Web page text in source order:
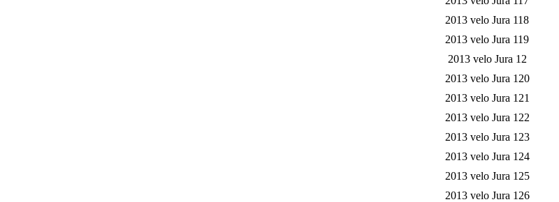
2013 velo Jura 118
2013 velo Jura 119
2013 velo Jura 12
2013 velo Jura 120
2013 velo Jura 121
2013 velo Jura 122
2013 velo Jura 123
2013 velo Jura 124
2013 velo Jura 125
2013 velo Jura 126